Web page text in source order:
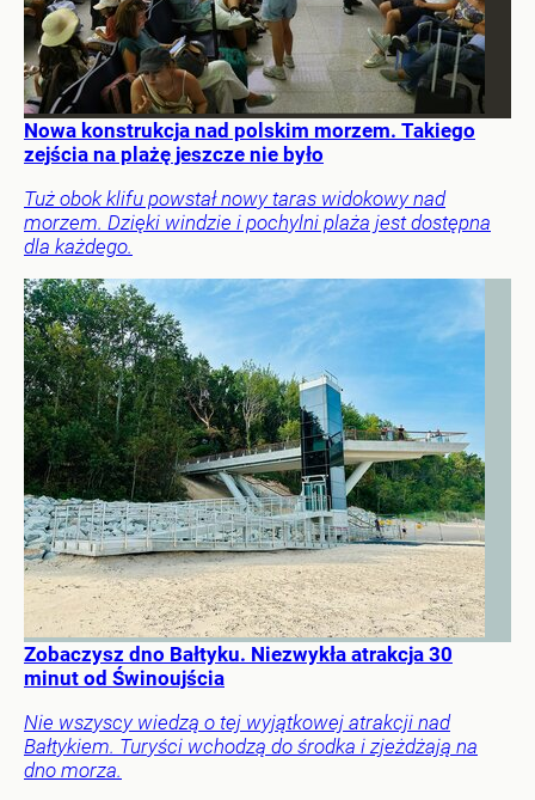
Nowa konstrukcja nad polskim morzem. Takiego
zejścia na plażę jeszcze nie było
Tuż obok klifu powstał nowy taras widokowy nad
morzem. Dzięki windzie i pochylni plaża jest dostępna
dla każdego.
Zobaczysz dno Bałtyku. Niezwykła atrakcja 30
minut od Świnoujścia
Nie wszyscy wiedzą o tej wyjątkowej atrakcji nad
Bałtykiem. Turyści wchodzą do środka i zjeżdżają na
dno morza.